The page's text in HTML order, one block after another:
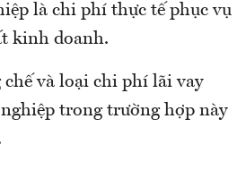
là chi phí thực tế phục vụ
kinh doanh.
và loại chi phí lãi vay
trong trường hợp này